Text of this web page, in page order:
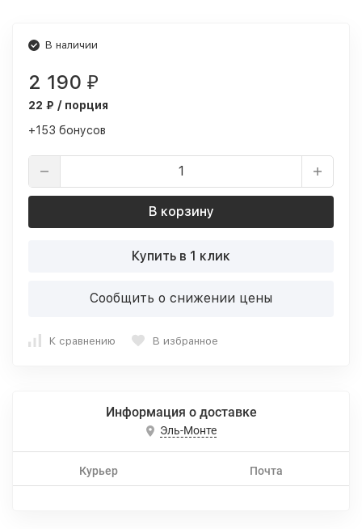
В наличии
2 190 ₽
22 ₽ / порция
+153 бонусов
В корзину
Купить в 1 клик
Сообщить о снижении цены
К сравнению В избранное
Информация о доставке
Эль-Монте
Курьер Почта